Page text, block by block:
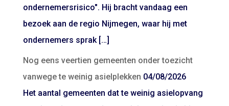
ondernemersrisico". Hij bracht vandaag een
bezoek aan de regio Nijmegen, waar hij met
ondernemers sprak […]
Nog eens veertien gemeenten onder toezicht
vanwege te weinig asielplekken 04/08/2026
Het aantal gemeenten dat te weinig asielopvang